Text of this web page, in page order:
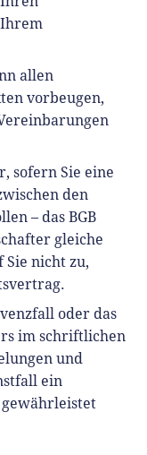
allen
vorbeugen,
sofern Sie eine
den
– das BGB
gleiche
nicht zu,
oder das
im schriftlichen
und
ein